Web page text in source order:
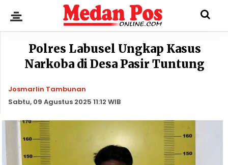
Polres Labusel Ungkap Kasus
Narkoba di Desa Pasir Tuntung
Josmarlin Tambunan
Sabtu, 09 Agustus 2025 11:12 WIB